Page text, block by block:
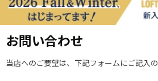
お問い合わせ
当店へのご要望は、下記フォームにご記入